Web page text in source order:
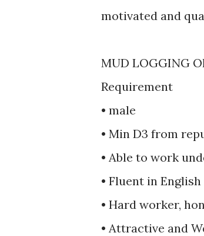
motivated and
MUD LOGGING
Requirement
• male
• Min D3 from
• Able to work
• Fluent in
• Hard worker,
• Attractive and